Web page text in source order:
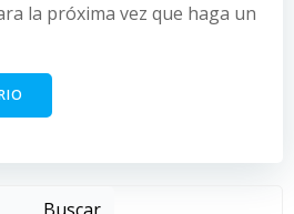
la próxima vez que haga un